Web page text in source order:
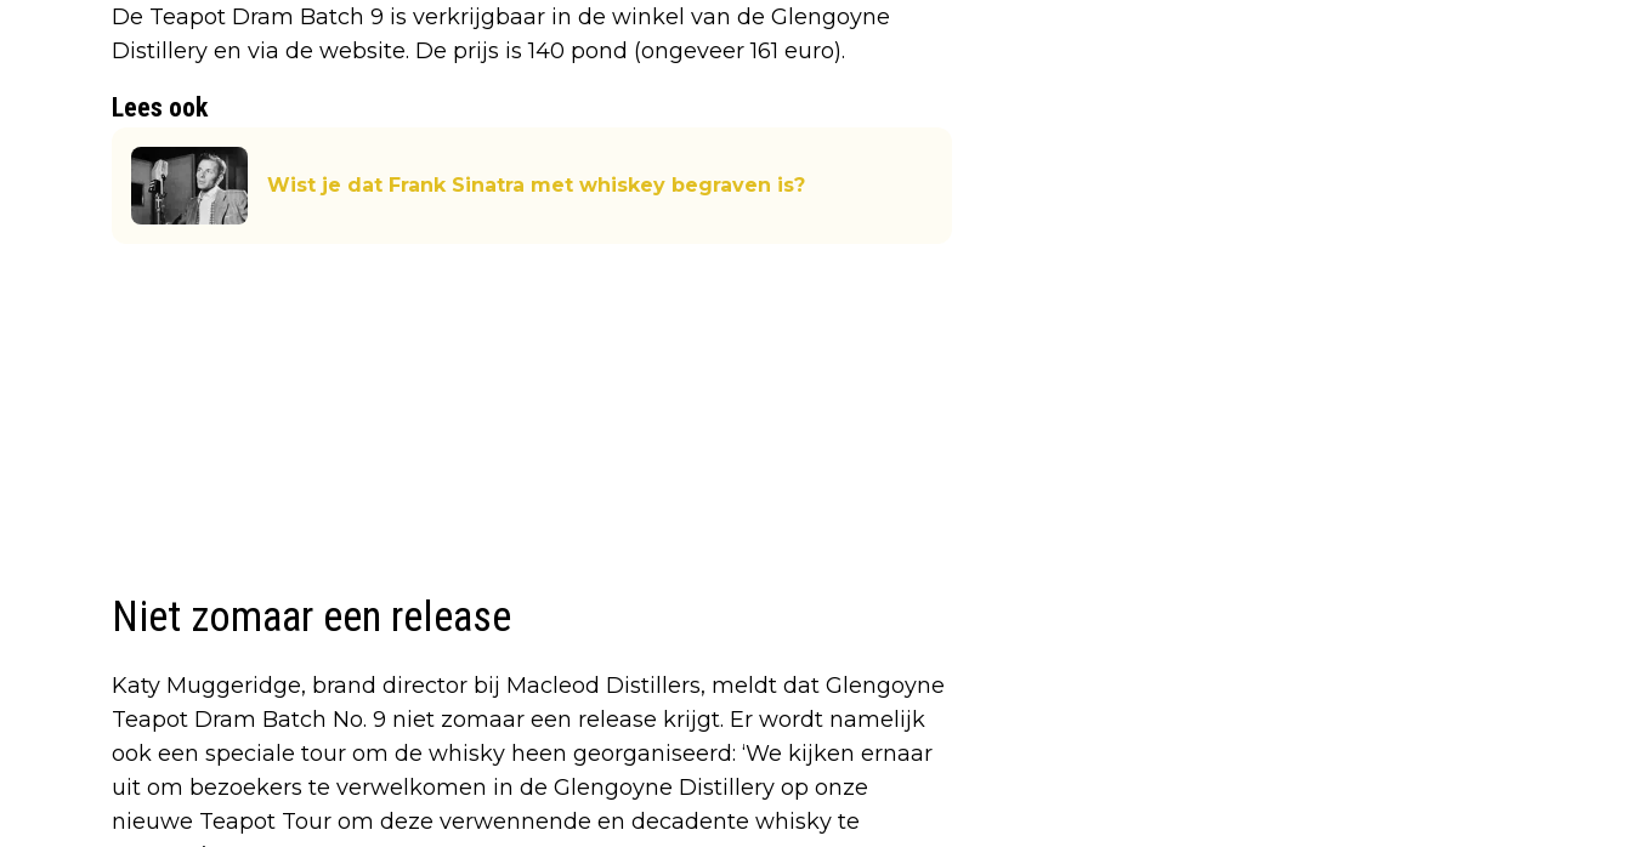
De Teapot Dram Batch 9 is verkrijgbaar in de winkel van de Glengoyne
Distillery en via de website. De prijs is 140 pond (ongeveer 161 euro).
Lees ook
Wist je dat Frank Sinatra met whiskey begraven is?
Niet zomaar een release
Katy Muggeridge, brand director bij Macleod Distillers, meldt dat Glengoyne
Teapot Dram Batch No. 9 niet zomaar een release krijgt. Er wordt namelijk
ook een speciale tour om de whisky heen georganiseerd: ‘We kijken ernaar
uit om bezoekers te verwelkomen in de Glengoyne Distillery op onze
nieuwe Teapot Tour om deze verwennende en decadente whisky te